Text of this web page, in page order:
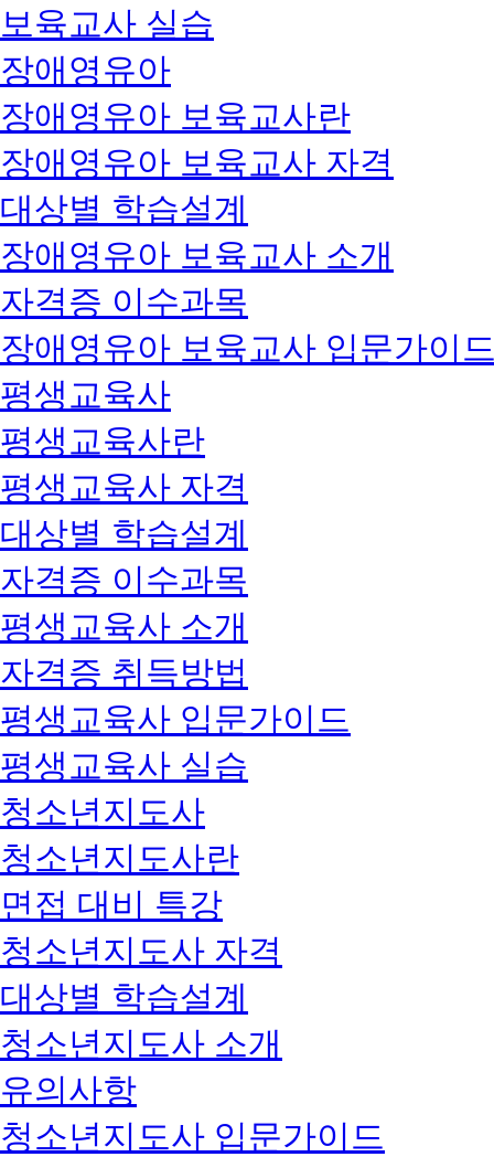
보육교사 실습
장애영유아
장애영유아 보육교사란
장애영유아 보육교사 자격
대상별 학습설계
장애영유아 보육교사 소개
자격증 이수과목
장애영유아 보육교사 입문가이
평생교육사
평생교육사란
평생교육사 자격
대상별 학습설계
자격증 이수과목
평생교육사 소개
자격증 취득방법
평생교육사 입문가이드
평생교육사 실습
청소년지도사
청소년지도사란
면접 대비 특강
청소년지도사 자격
대상별 학습설계
청소년지도사 소개
유의사항
청소년지도사 입문가이드